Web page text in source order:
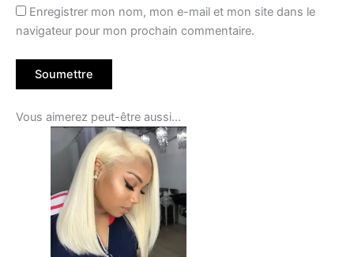
Enregistrer mon nom, mon e-mail et mon site dans le
navigateur pour mon prochain commentaire.
Vous aimerez peut-être aussi…